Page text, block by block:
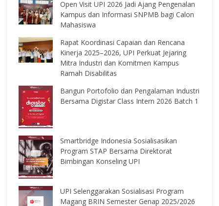
Open Visit UPI 2026 Jadi Ajang Pengenalan
Kampus dan Informasi SNPMB bagi Calon
Mahasiswa
Rapat Koordinasi Capaian dan Rencana
Kinerja 2025–2026, UPI Perkuat Jejaring
Mitra Industri dan Komitmen Kampus
Ramah Disabilitas
Bangun Portofolio dan Pengalaman Industri
Bersama Digistar Class Intern 2026 Batch 1
Smartbridge Indonesia Sosialisasikan
Program STAP Bersama Direktorat
Bimbingan Konseling UPI
UPI Selenggarakan Sosialisasi Program
Magang BRIN Semester Genap 2025/2026